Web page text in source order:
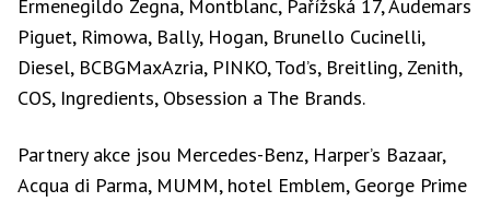
Ermenegildo Zegna, Montblanc, Pařížská 17, Audemars
Piguet, Rimowa, Bally, Hogan, Brunello Cucinelli,
Diesel, BCBGMaxAzria, PINKO, Tod’s, Breitling, Zenith,
COS, Ingredients, Obsession a The Brands.
Partnery akce jsou Mercedes-Benz, Harper’s Bazaar,
Acqua di Parma, MUMM, hotel Emblem, George Prime